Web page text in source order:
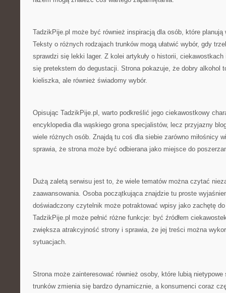
TadzikPije.pl może być również inspiracją dla osób, które planują
Teksty o różnych rodzajach trunków mogą ułatwić wybór, gdy
sprawdzi się lekki lager. Z kolei artykuły o historii,
się pretekstem do degustacji. Strona pokazuje, że dobry alkohol
kieliszka, ale również świadomy wybór.
Opisując TadzikPije.pl, warto podkreślić jego ciekawostkowy
encyklopedia dla wąskiego grona specjalistów, lecz przyjazny
wiele różnych osób. Znajdą tu coś dla siebie zarówno miłośnicy
sprawia, że strona może być odbierana jako miejsce do
Dużą zaletą serwisu jest to, że wiele tematów można czytać
zaawansowania. Osoba początkująca znajdzie tu proste
doświadczony czytelnik może potraktować wpisy jako zachętę
TadzikPije.pl może pełnić różne funkcje: być źródłem
zwiększa atrakcyjność strony i sprawia, że jej treści można
sytuacjach.
Strona może zainteresować również osoby, które lubią nietypowe
trunków zmienia się bardzo dynamicznie, a konsumenci coraz